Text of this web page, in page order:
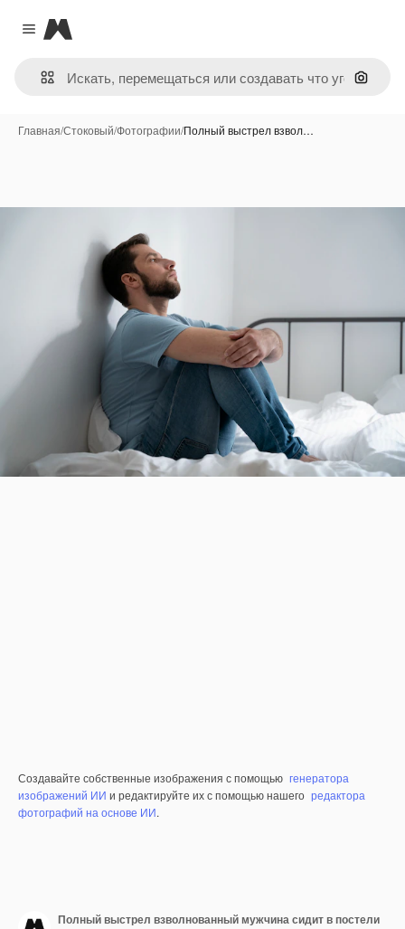
Close menu
Magnific
Поиск
Главная/Стоковый/Фотографии/Полный выстрел взвол…
Создавайте собственные изображения с помощью генератора
изображений ИИ и редактируйте их с помощью нашего редактора
фотографий на основе ИИ.
Полный выстрел взволнованный мужчина сидит в постели